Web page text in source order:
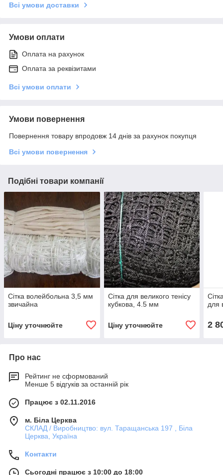
Всі умови доставки
Умови оплати
Оплата на рахунок
Оплата за реквізитами
Всі умови оплати
Умови повернення
Повернення товару впродовж 14 днів за рахунок покупця
Всі умови повернення
Подібні товари компанії
Сітка волейбольна 3,5 мм
звичайна
Ціну уточнюйте
Сітка для великого тенісу
кубкова, 4.5 мм
Ціну уточнюйте
для
2
Про нас
Рейтинг не сформований
Менше 5 відгуків за останній рік
Працює з 02.11.2016
м. Біла Церква
СКЛАД / Виробництво: вул. Таращанська 197 , Біла
Церква, Україна
Контакти
Сьогодні працює з 10:00 до 18:00